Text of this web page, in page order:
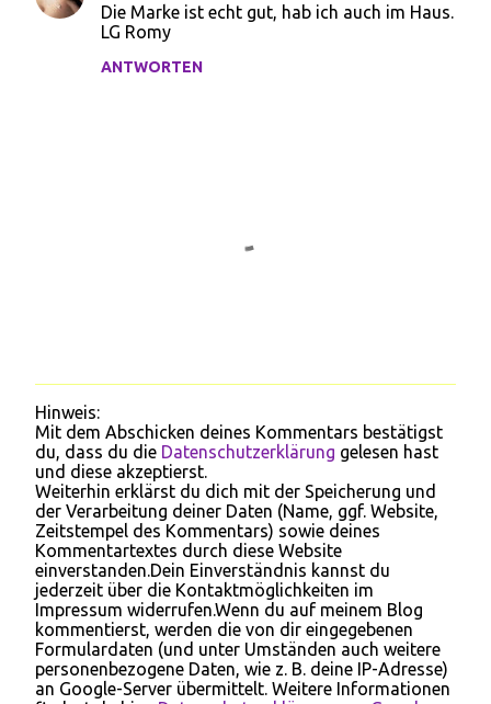
Die Marke ist echt gut, hab ich auch im Haus.
LG Romy
ANTWORTEN
K
o
m
m
e
n
t
a
r
v
e
r
ö
f
f
Hinweis:
Mit dem Abschicken deines Kommentars bestätigst
du, dass du die Datenschutzerklärung gelesen hast
und diese akzeptierst.
Weiterhin erklärst du dich mit der Speicherung und
der Verarbeitung deiner Daten (Name, ggf. Website,
Zeitstempel des Kommentars) sowie deines
Kommentartextes durch diese Website
einverstanden.Dein Einverständnis kannst du
jederzeit über die Kontaktmöglichkeiten im
Impressum widerrufen.Wenn du auf meinem Blog
kommentierst, werden die von dir eingegebenen
Formulardaten (und unter Umständen auch weitere
personenbezogene Daten, wie z. B. deine IP-Adresse)
an Google-Server übermittelt. Weitere Informationen